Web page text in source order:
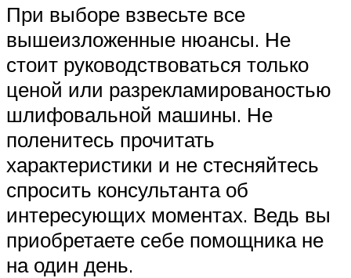
При выборе взвесьте все
вышеизложенные нюансы. Не
стоит руководствоваться только
ценой или разрекламированостью
шлифовальной машины. Не
поленитесь прочитать
характеристики и не стесняйтесь
спросить консультанта об
интересующих моментах. Ведь вы
приобретаете себе помощника не
на один день.